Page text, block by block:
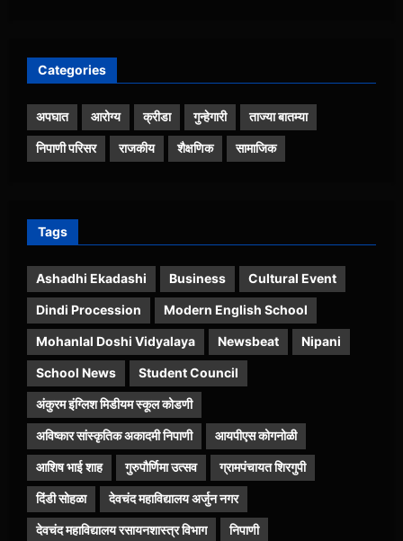
Categories
अपघात आरोग्य क्रीडा गुन्हेगारी ताज्या बातम्या
निपाणी परिसर राजकीय शैक्षणिक सामाजिक
Tags
Ashadhi Ekadashi Business Cultural Event
Dindi Procession Modern English School
Mohanlal Doshi Vidyalaya Newsbeat Nipani
School News Student Council
अंकुरम इंग्लिश मिडीयम स्कूल कोडणी
अविष्कार सांस्कृतिक अकादमी निपाणी आयपीएस कोगनोळी
आशिष भाई शाह गुरुपौर्णिमा उत्सव ग्रामपंचायत शिरगुपी
दिंडी सोहळा देवचंद महाविद्यालय अर्जुन नगर
देवचंद महाविद्यालय रसायनशास्त्र विभाग निपाणी